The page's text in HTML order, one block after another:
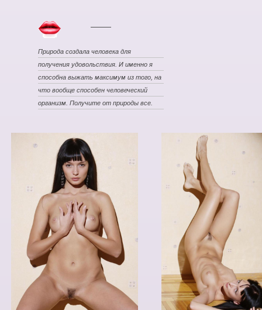
Природа создала человека для
получения удовольствия. И именно я
способна выжать максимум из того, на
что вообще способен человеческий
организм. Получите от природы все.